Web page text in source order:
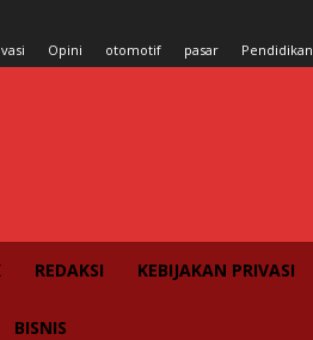
Opini otomotif pasar Pendidikan
REDAKSI KEBIJAKAN PRIVASI
BISNIS